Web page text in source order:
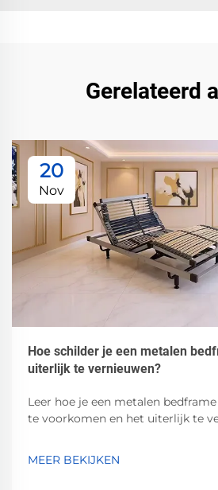
Gerelateerd
20
Nov
Hoe schilder je een metalen
uiterlijk te vernieuwen?
Leer hoe je een metalen
te voorkomen en het uiterlijk te
professionele resultaten. Begin
MEER BEKIJKEN